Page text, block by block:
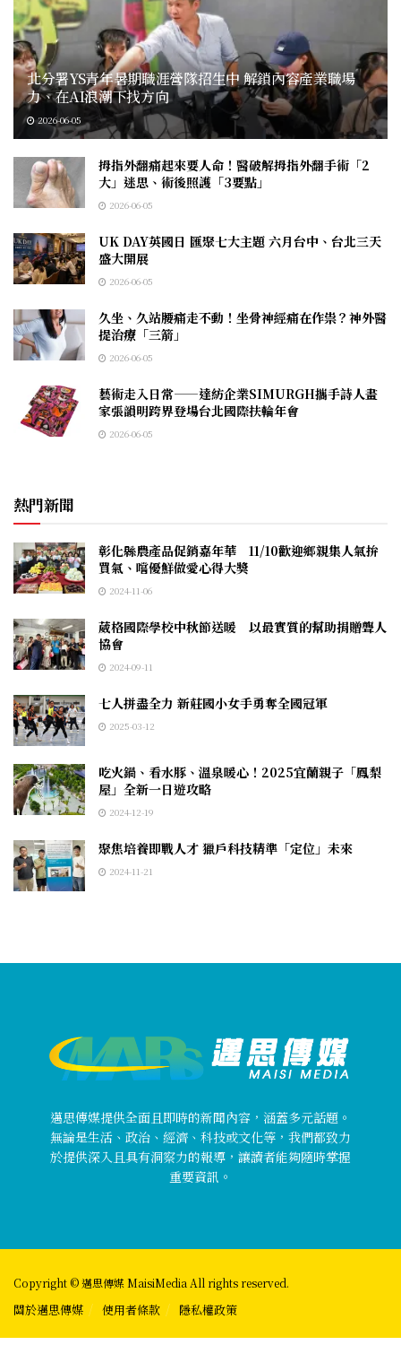
北分署YS青年暑期職涯營隊招生中 解鎖內容產業職場
力、在AI浪潮下找方向
2026-06-05
拇指外翻痛起來要人命！醫破解拇指外翻手術「2
大」迷思、術後照護「3要點」
2026-06-05
UK DAY英國日 匯聚七大主題 六月台中、台北三天
盛大開展
2026-06-05
久坐、久站腰痛走不動！坐骨神經痛在作祟？神外醫
提治療「三箭」
2026-06-05
藝術走入日常——達紡企業SIMURGH攜手詩人畫
家張韻明跨界登場台北國際扶輪年會
2026-06-05
熱門新聞
彰化縣農產品促銷嘉年華 11/10歡迎鄉親集人氣拚
買氣、嚐優鮮做愛心得大獎
2024-11-06
葳格國際學校中秋節送暖 以最實質的幫助捐贈聾人
協會
2024-09-11
七人拼盡全力 新莊國小女手勇奪全國冠軍
2025-03-12
吃火鍋、看水豚、溫泉暖心！2025宜蘭親子「鳳梨
屋」全新一日遊攻略
2024-12-19
聚焦培養即戰人才 獵戶科技精準「定位」未來
2024-11-21
邁思傳媒提供全面且即時的新聞內容，涵蓋多元話題。
無論是生活、政治、經濟、科技或文化等，我們都致力
於提供深入且具有洞察力的報導，讓讀者能夠隨時掌握
重要資訊。
Copyright © 邁思傳媒 MaisiMedia All rights reserved.
關於邁思傳媒 使用者條款 隱私權政策